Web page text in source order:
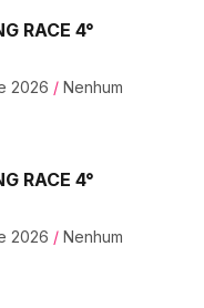
RACE 4°
2026 Nenhum
RACE 4°
2026 Nenhum